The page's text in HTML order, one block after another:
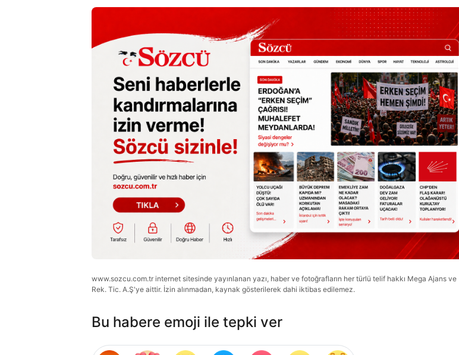
www.sozcu.com.tr internet sitesinde yayınlanan yazı, haber ve fotoğrafların her türlü telif hakkı Mega Ajans ve
Rek. Tic. A.Ş'ye aittir. İzin alınmadan, kaynak gösterilerek dahi iktibas edilemez.
Bu habere emoji ile tepki ver